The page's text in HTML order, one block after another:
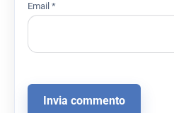
Email *